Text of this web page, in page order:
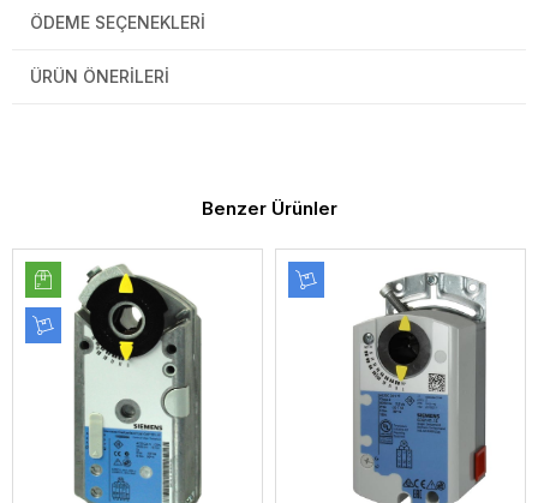
ÖDEME SEÇENEKLERI
ÜRÜN ÖNERILERI
Benzer Ürünler